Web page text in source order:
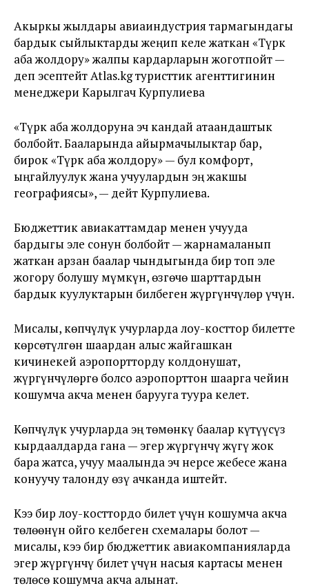
Акыркы жылдары авиаиндустрия тармагындагы
бардык сыйлыктарды жеңип келе жаткан «Түрк
аба жолдору» жалпы кардарларын жоготпойт —
деп эсептейт Atlas.kg туристтик агенттигинин
менеджери Карылгач Курпулиева
«Түрк аба жолдоруна эч кандай атаандаштык
болбойт. Бааларында айырмачылыктар бар,
бирок «Түрк аба жолдору» — бул комфорт,
ыңгайлуулук жана учуулардын эң жакшы
географиясы», — дейт Курпулиева.
Бюджеттик авиакаттамдар менен учууда
бардыгы эле сонун болбойт — жарнамаланып
жаткан арзан баалар чындыгында бир топ эле
жогору болушу мүмкүн, өзгөчө шарттардын
бардык куулуктарын билбеген жүргүнчүлөр үчүн.
Мисалы, көпчүлүк учурларда лоу-косттор билетте
көрсөтүлгөн шаардан алыс жайгашкан
кичинекей аэропортторду колдонушат,
жүргүнчүлөргө болсо аэропорттон шаарга чейин
кошумча акча менен барууга туура келет.
Көпчүлүк учурларда эң төмөнкү баалар күтүүсүз
кырдаалдарда гана — эгер жүргүнчү жүгү жок
бара жатса, учуу маалында эч нерсе жебесе жана
конуучу талонду өзү ачканда иштейт.
Кээ бир лоу-косттордо билет үчүн кошумча акча
төлөөнүн ойго келбеген схемалары болот —
мисалы, кээ бир бюджеттик авиакомпанияларда
эгер жүргүнчү билет үчүн насыя картасы менен
төлөсө кошумча акча алынат.